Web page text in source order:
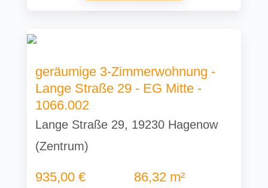
geräumige 3-Zimmerwohnung -
Lange Straße 29 - EG Mitte -
1066.002
Lange Straße 29, 19230 Hagenow
(Zentrum)
935,00 € 86,32 m²